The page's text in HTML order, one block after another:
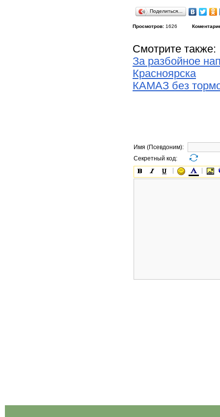
Поделиться…
Просмотров: 1626
Смотрите также:
За разбойное
Красноярска
КАМАЗ без
Имя (Псевдоним):
Секретный код: